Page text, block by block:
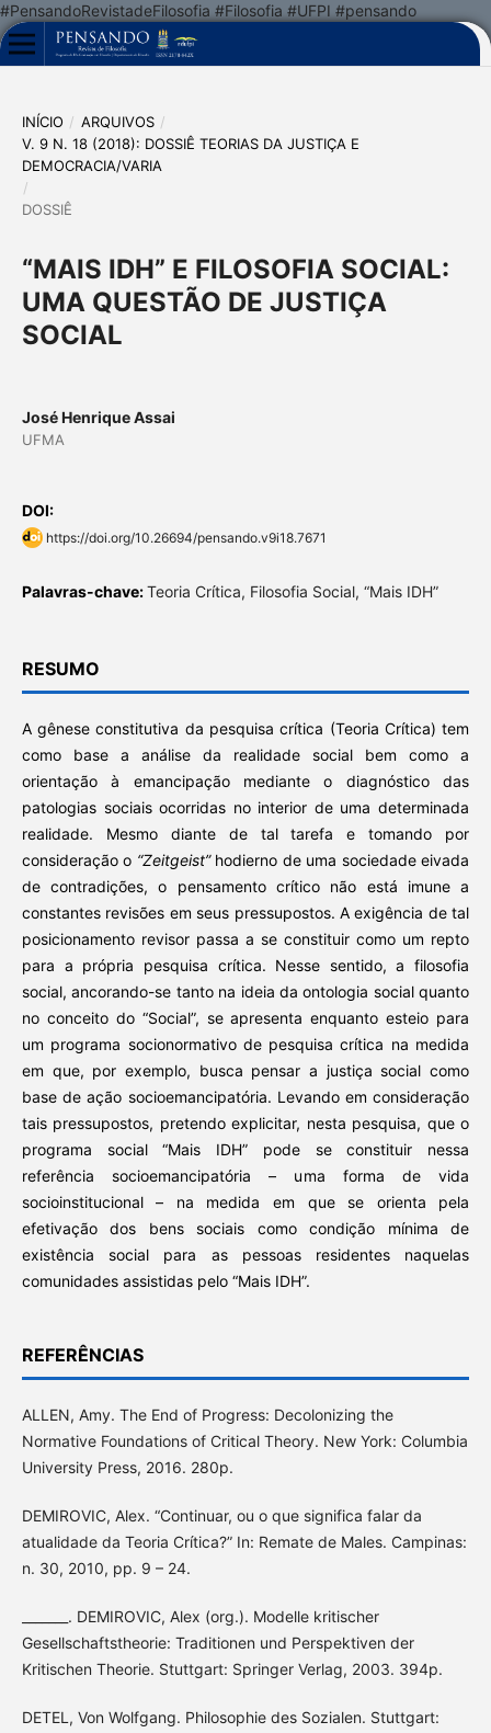
#PensandoRevistadeFilosofia #Filosofia #UFPI #pensando
INÍCIO / ARQUIVOS /
V. 9 N. 18 (2018): DOSSIÊ TEORIAS DA JUSTIÇA E
DEMOCRACIA/VARIA
/
DOSSIÊ
“MAIS IDH” E FILOSOFIA SOCIAL:
UMA QUESTÃO DE JUSTIÇA
SOCIAL
José Henrique Assai
UFMA
DOI:
https://doi.org/10.26694/pensando.v9i18.7671
Palavras-chave:Teoria Crítica, Filosofia Social, “Mais IDH”
RESUMO
A gênese constitutiva da pesquisa crítica (Teoria Crítica) tem
como base a análise da realidade social bem como a
orientação à emancipação mediante o diagnóstico das
patologias sociais ocorridas no interior de uma determinada
realidade. Mesmo diante de tal tarefa e tomando por
consideração o “Zeitgeist” hodierno de uma sociedade eivada
de contradições, o pensamento crítico não está imune a
constantes revisões em seus pressupostos. A exigência de tal
posicionamento revisor passa a se constituir como um repto
para a própria pesquisa crítica. Nesse sentido, a filosofia
social, ancorando-se tanto na ideia da ontologia social quanto
no conceito do “Social”, se apresenta enquanto esteio para
um programa socionormativo de pesquisa crítica na medida
em que, por exemplo, busca pensar a justiça social como
base de ação socioemancipatória. Levando em consideração
tais pressupostos, pretendo explicitar, nesta pesquisa, que o
programa social “Mais IDH” pode se constituir nessa
referência socioemancipatória – uma forma de vida
socioinstitucional – na medida em que se orienta pela
efetivação dos bens sociais como condição mínima de
existência social para as pessoas residentes naquelas
comunidades assistidas pelo “Mais IDH”.
REFERÊNCIAS
ALLEN, Amy. The End of Progress: Decolonizing the
Normative Foundations of Critical Theory. New York: Columbia
University Press, 2016. 280p.
DEMIROVIC, Alex. “Continuar, ou o que significa falar da
atualidade da Teoria Crítica?” In: Remate de Males. Campinas:
n. 30, 2010, pp. 9 – 24.
_______. DEMIROVIC, Alex (org.). Modelle kritischer
Gesellschaftstheorie: Traditionen und Perspektiven der
Kritischen Theorie. Stuttgart: Springer Verlag, 2003. 394p.
DETEL, Von Wolfgang. Philosophie des Sozialen. Stuttgart: